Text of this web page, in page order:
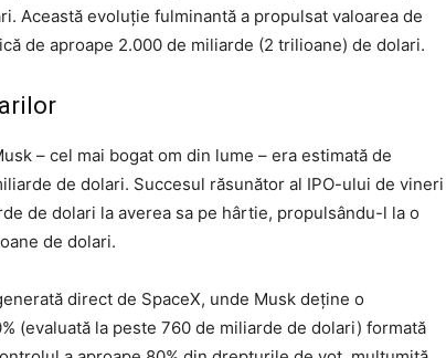
Această evoluție fulminantă a propulsat valoarea de
de aproape 2.000 de miliarde (2 trilioane) de dolari.
– cel mai bogat om din lume – era estimată de
de dolari. Succesul răsunător al IPO-ului de vineri
de dolari la averea sa pe hârtie, propulsându-l la o
de dolari.
direct de SpaceX, unde Musk deține o
(evaluată la peste 760 de miliarde de dolari) formată